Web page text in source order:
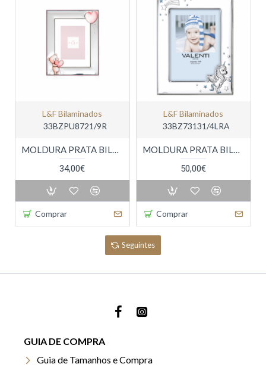
L&f Bilaminados
33BZPU8721/9R
MOLDURA PRATA BILAMINADA
34,00€
Comprar
L&f Bilaminados
33BZ73131/4LRA
MOLDURA PRATA BILAMINADA CRIANÇA
50,00€
Comprar
Seguintes
GUIA DE COMPRA
Guia de Tamanhos e Compra